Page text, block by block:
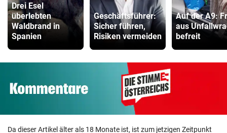
Drei Esel
überlebten
Waldbrand in
Spanien
Geschäftsführer:
Sicher führen,
Risiken vermeiden
Auf der A9:
aus
befreit
Da dieser Artikel älter als 18 Monate ist, ist zum jetzigen Zeitpunkt